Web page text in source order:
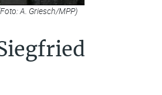
A. Griesch/MPP)